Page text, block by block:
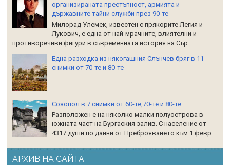
организираната престъпност, армията и
държавните тайни служби през 90-те
Милорад Улемек, известен с прякорите Легия и
Лукович, е една от най-мрачните, влиятелни и
противоречиви фигури в съвременната история на Сър...
Една разходка из някогашния Слънчев бряг в 11
снимки от 70-те и 80-те
Созопол в 7 снимки от 60-те,70-те и 80-те
Разположен е на няколко малки полуострова в
южната част на Бургаския залив. С население от
4317 души по данни от Преброяването към 1 февр...
АРХИВ НА САЙТА